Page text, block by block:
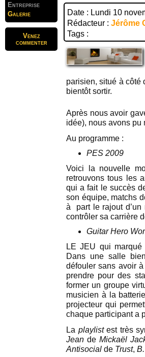
Entreprise
Galerie
Venez
commenter
Date : Lundi 10
Rédacteur : Jérôme
Tags :
parisien, situé à côté
bientôt sortir.
Après nous avoir
idée), nous avons pu
Au programme :
PES 2009
Voici la nouvelle
retrouvons tous les
qui a fait le succès
son équipe, matchs
à part le rajout d’un
contrôler sa carrière
Guitar Hero
LE JEU qui
Dans une salle
défouler sans avoir
prendre pour des
former un groupe
musicien à la
projecteur qui
chaque participant a
La playlistest très
Jean de Mickaël
Antisocial de Trust,